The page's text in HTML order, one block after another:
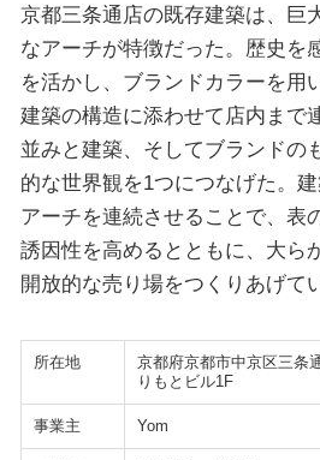
京都三条通店の既存建築は、巨
なアーチが特徴だった。歴史を
を活かし、ブランドカラーを用
建築の構造に添わせて店内まで
並みと建築、そしてブランドの
的な世界観を1つにつなげた。
アーチを連続させることで、表
誘因性を高めるとともに、大ら
開放的な売り場をつくりあげて
所在地
京都府京都市中京区三条
りもとビル1F
事業主 Yom